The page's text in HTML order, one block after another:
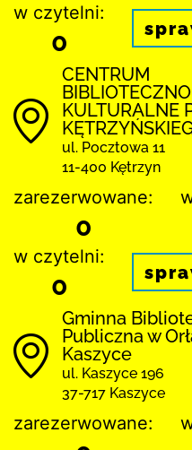
w czytelni:
0
CENTRUM
KULTURALNE
ul. Pocztowa 11
11-400 Kętrzyn
zarezerwowane:
0
w czytelni:
0
Gminna
Publiczna w
Kaszyce
ul. Kaszyce 196
37-717 Kaszyce
zarezerwowane: